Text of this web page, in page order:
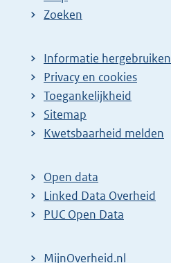
Zoeken
Informatie hergebruiken
Privacy en cookies
Toegankelijkheid
Sitemap
E
t
e
r
Kwetsbaarheid melden
Open data
Linked Data Overheid
PUC Open Data
MijnOverheid.nl